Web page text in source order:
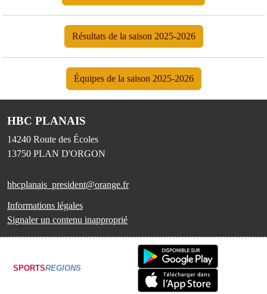
Résultats de la saison 2025-2026
Équipes de la saison 2025-2026
HBC PLANAIS
14240 Route des Écoles
13750 PLAN D'ORGON
hbcplanais_president@orange.fr
Informations légales
Signaler un contenu inapproprié
SPORTSREGIONS